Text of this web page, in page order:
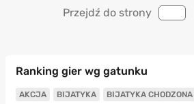
Przejdź do strony
Ranking gier wg gatunku
AKCJA BIJATYKA BIJATYKA CHODZONA